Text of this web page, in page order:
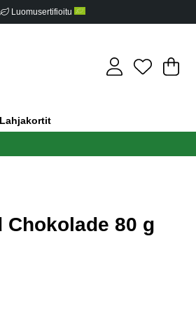
Luomusertifioitu
.
Lahjakortit
80 g